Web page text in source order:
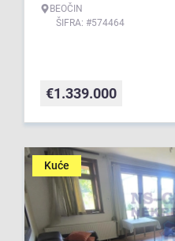
BEOČIN
ŠIFRA: #574464
€1.339.000
Kuće